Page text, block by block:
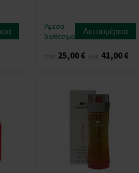
Άμεσα
διαθέσιμο
Λεπτομέρεια
από 25,00 € έως 41,00 €